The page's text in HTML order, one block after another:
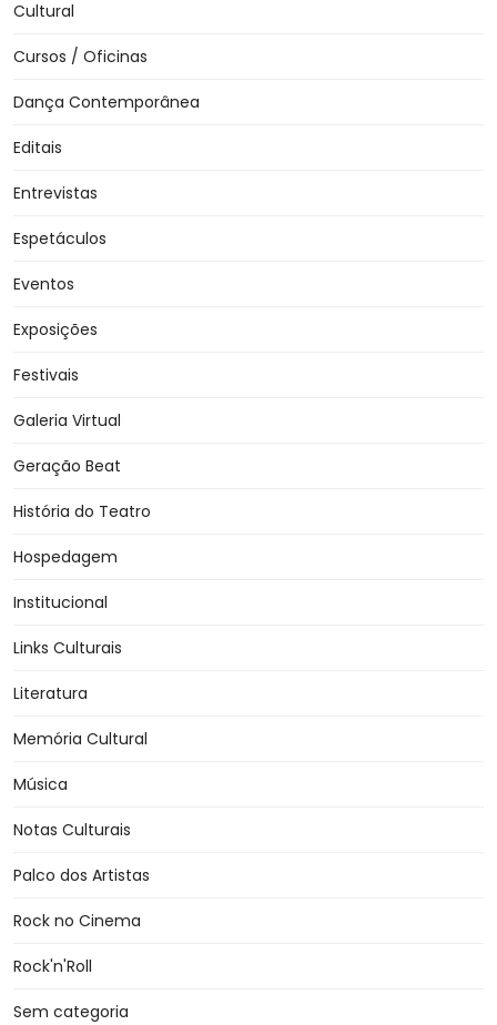
Cultural
Cursos / Oficinas
Dança Contemporânea
Editais
Entrevistas
Espetáculos
Eventos
Exposições
Festivais
Galeria Virtual
Geração Beat
História do Teatro
Hospedagem
Institucional
Links Culturais
Literatura
Memória Cultural
Música
Notas Culturais
Palco dos Artistas
Rock no Cinema
Rock'n'Roll
Sem categoria